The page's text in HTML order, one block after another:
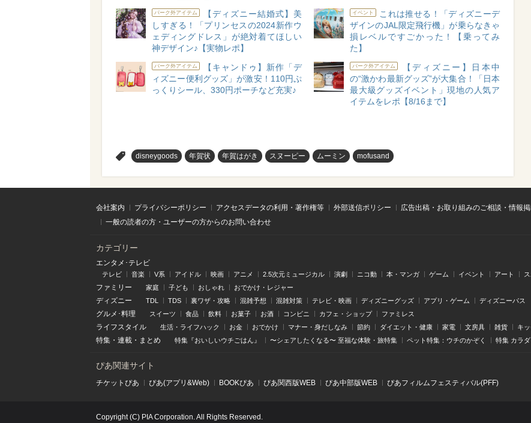
パーク外アイテム
【ディズニー結婚式】美
しすぎる！「プリンセスの2024新作ウ
ェディングドレス」が絶対着てほしい
神デザイン♪【実物レポ】
イベント
これは推せる！「ディズニーデ
ザインのJAL限定飛行機」が乗らなきゃ
損レベルですごかった！【乗ってみ
た】
パーク外アイテム
【キャンドゥ】新作「デ
ィズニー便利グッズ」が激安！110円ぷ
っくりシール、330円ポーチなど充実♪
パーク外アイテム
【ディズニー】日本中
の“激かわ最新グッズ”が大集合！「日本
最大級グッズイベント」現地の人気ア
イテムをレポ【8/16まで】
disneygoods 年賀状 年賀はがき スヌーピー ムーミン mofusand
会社案内 プライバシーポリシー アクセスデータの利用・著作権等 外部送信ポリシー
広告出稿・お取り組みのご相談・情報
一般の読者の方・ユーザーの方からのお問い合わせ
カテゴリー
エンタメ･テレビ
テレビ 音楽 V系 アイドル 映画 アニメ 2.5次元ミュージカル 演劇 ニコ動 本・マンガ ゲーム イベント アート
ファミリー 家庭 子ども おしゃれ おでかけ・レジャー
ディズニー TDL TDS 裏ワザ・攻略 混雑予想 混雑対策 テレビ・映画 ディズニーグッズ アプリ・ゲーム ディズニーパス
グルメ･料理 スイーツ 食品 飲料 お菓子 お酒 コンビニ カフェ・ショップ ファミレス
ライフスタイル 生活・ライフハック お金 おでかけ マナー・身だしなみ 節約 ダイエット・健康 家電 文房具 雑貨 キ
特集 ・ 連載 ・ まとめ 特集『おいしいウチごはん』 〜シェアしたくなる〜 至福な体験・旅特集 ペット特集：ウチのかぞく 特集 カラ
ぴあ関連サイト
チケットぴあ ぴあ(アプリ&Web) BOOKぴあ ぴあ関⻄版WEB ぴあ中部版WEB ぴあフィルムフェスティバル(PFF)
Copyright (C) PIA Corporation. All Rights Reserved.